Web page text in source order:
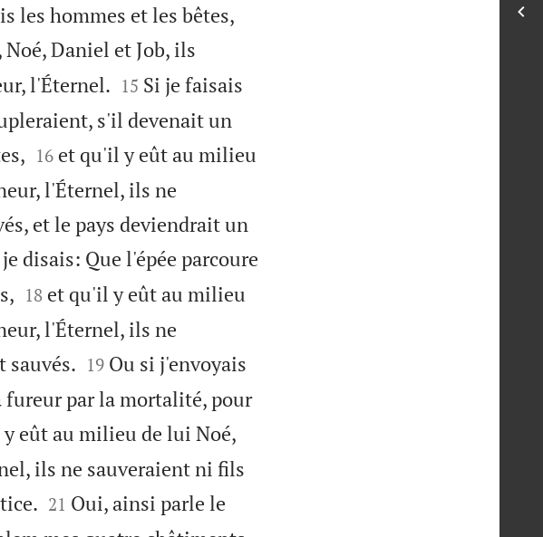
les hommes et les bêtes,
Daniel et Job, ils
l'Éternel.
15 Si je faisais
s'il devenait un

16 et qu'il y eût au milieu
l'Éternel, ils ne
et le pays deviendrait un
disais: Que l'épée parcoure

18 et qu'il y eût au milieu
l'Éternel, ils ne
sauvés.
19 Ou si j'envoyais
fureur par la mortalité, pour
eût au milieu de lui Noé,
ils ne sauveraient ni fils

21 Oui, ainsi parle le